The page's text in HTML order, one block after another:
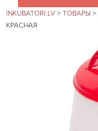
INKUBATORI.LV > ТОВАРЫ >
КРАСНАЯ